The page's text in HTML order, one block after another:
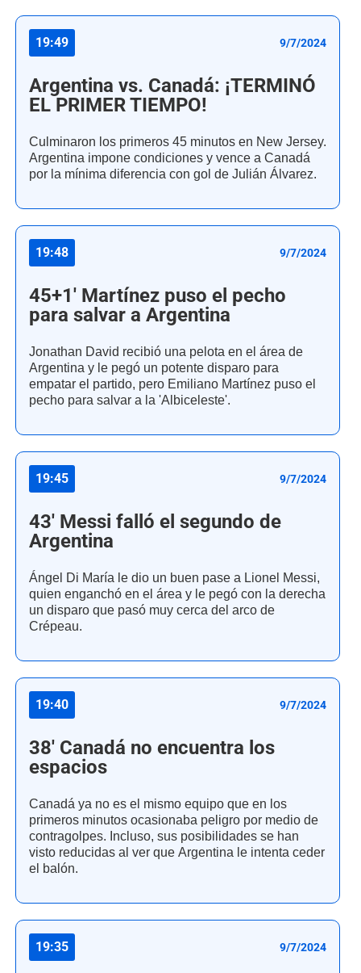
19:49 9/7/2024
Argentina vs. Canadá: ¡TERMINÓ
EL PRIMER TIEMPO!
Culminaron los primeros 45 minutos en New Jersey.
Argentina impone condiciones y vence a Canadá
por la mínima diferencia con gol de Julián Álvarez.
19:48 9/7/2024
45+1' Martínez puso el pecho
para salvar a Argentina
Jonathan David recibió una pelota en el área de
Argentina y le pegó un potente disparo para
empatar el partido, pero Emiliano Martínez puso el
pecho para salvar a la 'Albiceleste'.
19:45 9/7/2024
43' Messi falló el segundo de
Argentina
Ángel Di María le dio un buen pase a Lionel Messi,
quien enganchó en el área y le pegó con la derecha
un disparo que pasó muy cerca del arco de
Crépeau.
19:40 9/7/2024
38' Canadá no encuentra los
espacios
Canadá ya no es el mismo equipo que en los
primeros minutos ocasionaba peligro por medio de
contragolpes. Incluso, sus posibilidades se han
visto reducidas al ver que Argentina le intenta ceder
el balón.
19:35 9/7/2024